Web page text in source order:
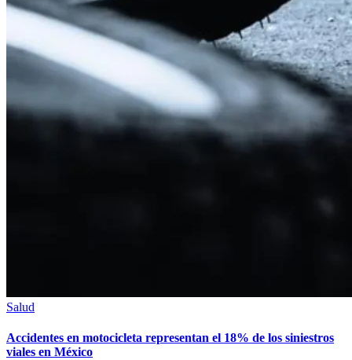
Salud
Accidentes en motocicleta representan el 18% de los siniestros
viales en México